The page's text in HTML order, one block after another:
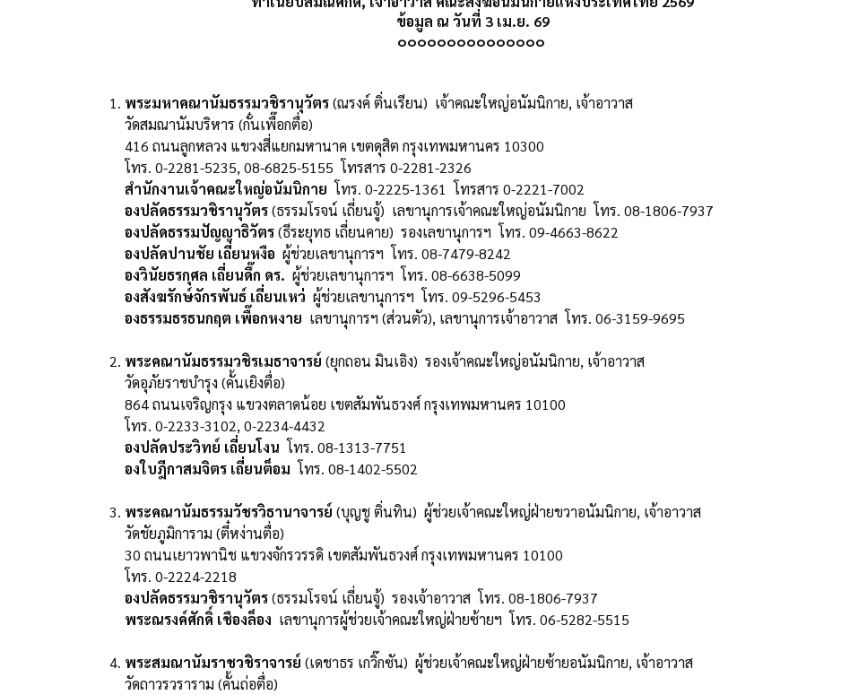
ข้อมูล ณ วันที่ 3 เม.ย. 69
๐๐๐๐๐๐๐๐๐๐๐๐๐๐๐
พระมหาคณานัมธรรมวชิรานุวัตร(ณรงค์ ติ่นเรียน) เจ้าคณะใหญ่อนัมนิกาย, เจ้าอาวาส
วัดสมณานัมบริหาร (กั๋นเพื๊อกตื่อ)
416 ถนนลูกหลวง แขวงสี่แยกมหานาค เขตดุสิต กรุงเทพมหานคร 10300
โทร. 0-2281-5235, 08-6825-5155 โทรสาร 0-2281-2326
สำนักงานเจ้าคณะใหญ่อนัมนิกาย โทร. 0-2225-1361 โทรสาร 0-2221-7002
องปลัดธรรมวชิรานุวัตร(ธรรมโรจน์ เถี่ยนจู้) เลขานุการเจ้าคณะใหญ่อนัมนิกาย โทร. 08-1806-7937
องปลัดธรรมปัญญาธิวัตร(ธีระยุทธ เถี่ยนคาย) รองเลขานุการฯ โทร. 09-4663-8622
องปลัดปานชัย เถี่ยนหงือ ผู้ช่วยเลขานุการฯ โทร. 08-7479-8242
องวินัยธรกุศล เถี่ยนดึ๊ก ดร. ผู้ช่วยเลขานุการฯ โทร. 08-6638-5099
องสังฆรักษ์จักรพันธ์ เถี่ยนเหว่ ผู้ช่วยเลขานุการฯ โทร. 09-5296-5453
องธรรมธรธนกฤต เพื๊อกหงาย เลขานุการฯ (ส่วนตัว), เลขานุการเจ้าอาวาส โทร. 06-3159-9695
พระคณานัมธรรมวชิรเมธาจารย์ (ยุกถอน มินเอิง) รองเจ้าคณะใหญ่อนัมนิกาย, เจ้าอาวาส
วัดอุภัยราชบำรุง (คั้นเยิงตื่อ)
864 ถนนเจริญกรุง แขวงตลาดน้อย เขตสัมพันธวงศ์ กรุงเทพมหานคร 10100
โทร. 0-2233-3102, 0-2234-4432
องปลัดประวิทย์ เถี่ยนโงน โทร. 08-1313-7751
องใบฎีกาสมจิตร เถี่ยนต็อม โทร. 08-1402-5502
พระคณานัมธรรมวัชรวิธานาจารย์ (บุญชู ติ่นทิน) ผู้ช่วยเจ้าคณะใหญ่ฝ่ายขวาอนัมนิกาย, เจ้าอาวาส
วัดชัยภูมิการาม (ตี๋หง่านตื่อ)
30 ถนนเยาวพานิช แขวงจักรวรรดิ เขตสัมพันธวงศ์ กรุงเทพมหานคร 10100
โทร. 0-2224-2218
องปลัดธรรมวชิรานุวัตร(ธรรมโรจน์ เถี่ยนจู้) รองเจ้าอาวาส โทร. 08-1806-7937
พระณรงค์ศักดิ์ เชืองล็อง เลขานุการผู้ช่วยเจ้าคณะใหญ่ฝ่ายซ้ายฯ โทร. 06-5282-5515
พระสมณานัมราชวชิราจารย์ (เดชาธร เกวิ๊กซัน) ผู้ช่วยเจ้าคณะใหญ่ฝ่ายซ้ายอนัมนิกาย, เจ้าอาวาส
วัดถาวรวราราม (คั้นถ่อตื่อ)